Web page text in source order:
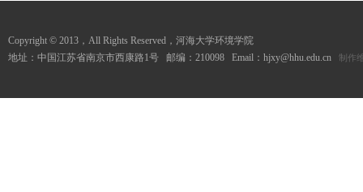
Copyright © 2013，All Rights Reserved，河海大学环境学院
地址：中国江苏省南京市西康路1号 邮编：210098 Email：hjxy@hhu.edu.cn 制作